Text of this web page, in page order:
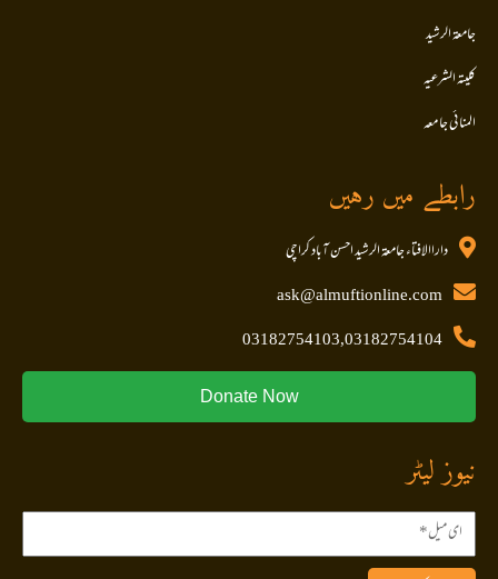
جامعۃ الرشید
کلیتہ الشرعیہ
المنا ئی جا معہ
رابطے میں رہیں
داراالافتاء جامعۃ الرشید احسن آباد کراچی
ask@almuftionline.com
03182754103,03182754104
Donate Now
نیوز لیٹر